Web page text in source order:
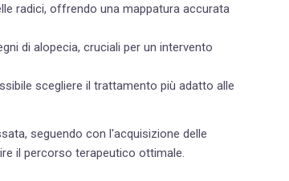
radici, offrendo una mappatura accurata
di alopecia, cruciali per un intervento
scegliere il trattamento più adatto alle
seguendo con l'acquisizione delle
il percorso terapeutico ottimale.